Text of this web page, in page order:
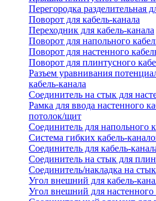
Перегородка разделительная
Поворот для кабель-канала
Переходник для кабель-канала
Поворот для напольного
Поворот для настенного
Поворот для плинтусного
Разъем уравнивания
кабель-канала
Соединитель на стык для
Рамка для ввода настенного
потолок/щит
Соединитель для напольного
Система гибких кабель-
Соединитель для кабель-
Соединитель на стык для
Соединитель/накладка на
Угол внешний для кабель-
Угол внешний для настенного